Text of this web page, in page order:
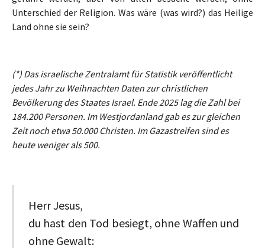
Unterschied der Religion. Was wäre (was wird?) das Heilige
Land ohne sie sein?
(*) Das israelische Zentralamt für Statistik veröffentlicht
jedes Jahr zu Weihnachten Daten zur christlichen
Bevölkerung des Staates Israel. Ende 2025 lag die Zahl bei
184.200 Personen. Im Westjordanland gab es zur gleichen
Zeit noch etwa 50.000 Christen. Im Gazastreifen sind es
heute weniger als 500.
Herr Jesus,
du hast den Tod besiegt, ohne Waffen und
ohne Gewalt: